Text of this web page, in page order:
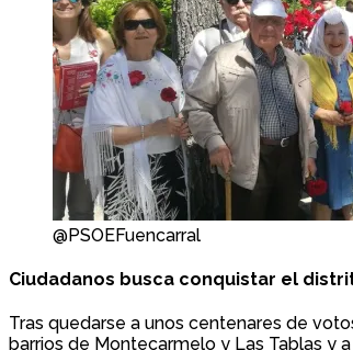
@PSOEFuencarral
Ciudadanos busca conquistar el
Tras quedarse a unos centenares de
barrios de Montecarmelo y Las Tablas y